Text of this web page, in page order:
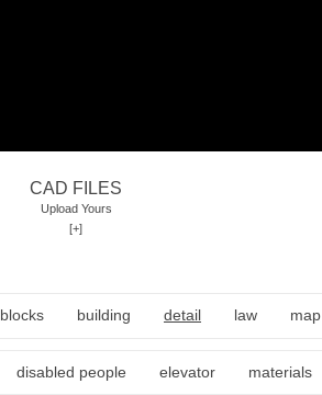
CAD FILES
Upload Yours
[+]
blocks building detail law map
disabled people elevator materials